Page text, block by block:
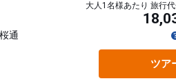
通
大人1名様あたり 旅行
ツア